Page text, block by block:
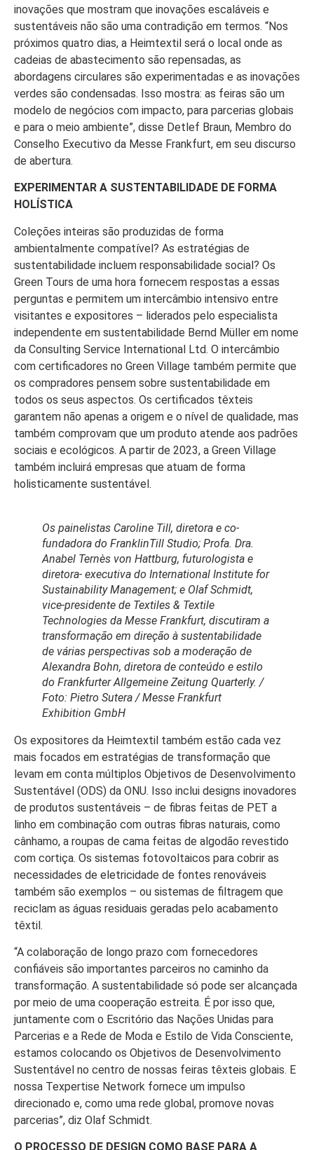
inovações que mostram que inovações escaláveis e
sustentáveis não são uma contradição em termos. “Nos
próximos quatro dias, a Heimtextil será o local onde as
cadeias de abastecimento são repensadas, as
abordagens circulares são experimentadas e as inovações
verdes são condensadas. Isso mostra: as feiras são um
modelo de negócios com impacto, para parcerias globais
e para o meio ambiente”, disse Detlef Braun, Membro do
Conselho Executivo da Messe Frankfurt, em seu discurso
de abertura.
EXPERIMENTAR A SUSTENTABILIDADE DE FORMA
HOLÍSTICA
Coleções inteiras são produzidas de forma
ambientalmente compatível? As estratégias de
sustentabilidade incluem responsabilidade social? Os
Green Tours de uma hora fornecem respostas a essas
perguntas e permitem um intercâmbio intensivo entre
visitantes e expositores – liderados pelo especialista
independente em sustentabilidade Bernd Müller em nome
da Consulting Service International Ltd. O intercâmbio
com certificadores no Green Village também permite que
os compradores pensem sobre sustentabilidade em
todos os seus aspectos. Os certificados têxteis
garantem não apenas a origem e o nível de qualidade, mas
também comprovam que um produto atende aos padrões
sociais e ecológicos. A partir de 2023, a Green Village
também incluirá empresas que atuam de forma
holisticamente sustentável.
Os painelistas Caroline Till, diretora e co-
fundadora do FranklinTill Studio; Profa. Dra.
Anabel Ternès von Hattburg, futurologista e
diretora- executiva do International Institute for
Sustainability Management; e Olaf Schmidt,
vice-presidente de Textiles & Textile
Technologies da Messe Frankfurt, discutiram a
transformação em direção à sustentabilidade
de várias perspectivas sob a moderação de
Alexandra Bohn, diretora de conteúdo e estilo
do Frankfurter Allgemeine Zeitung Quarterly. /
Foto: Pietro Sutera / Messe Frankfurt
Exhibition GmbH
Os expositores da Heimtextil também estão cada vez
mais focados em estratégias de transformação que
levam em conta múltiplos Objetivos de Desenvolvimento
Sustentável (ODS) da ONU. Isso inclui designs inovadores
de produtos sustentáveis – de fibras feitas de PET a
linho em combinação com outras fibras naturais, como
cânhamo, a roupas de cama feitas de algodão revestido
com cortiça. Os sistemas fotovoltaicos para cobrir as
necessidades de eletricidade de fontes renováveis
também são exemplos – ou sistemas de filtragem que
reciclam as águas residuais geradas pelo acabamento
têxtil.
“A colaboração de longo prazo com fornecedores
confiáveis são importantes parceiros no caminho da
transformação. A sustentabilidade só pode ser alcançada
por meio de uma cooperação estreita. É por isso que,
juntamente com o Escritório das Nações Unidas para
Parcerias e a Rede de Moda e Estilo de Vida Consciente,
estamos colocando os Objetivos de Desenvolvimento
Sustentável no centro de nossas feiras têxteis globais. E
nossa Texpertise Network fornece um impulso
direcionado e, como uma rede global, promove novas
parcerias”, diz Olaf Schmidt.
O PROCESSO DE DESIGN COMO BASE PARA A